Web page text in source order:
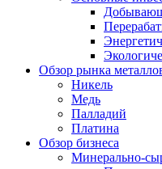
Обзор рынка
Никель
Медь
Палладий
Платина
Обзор бизнеса
Минерально-